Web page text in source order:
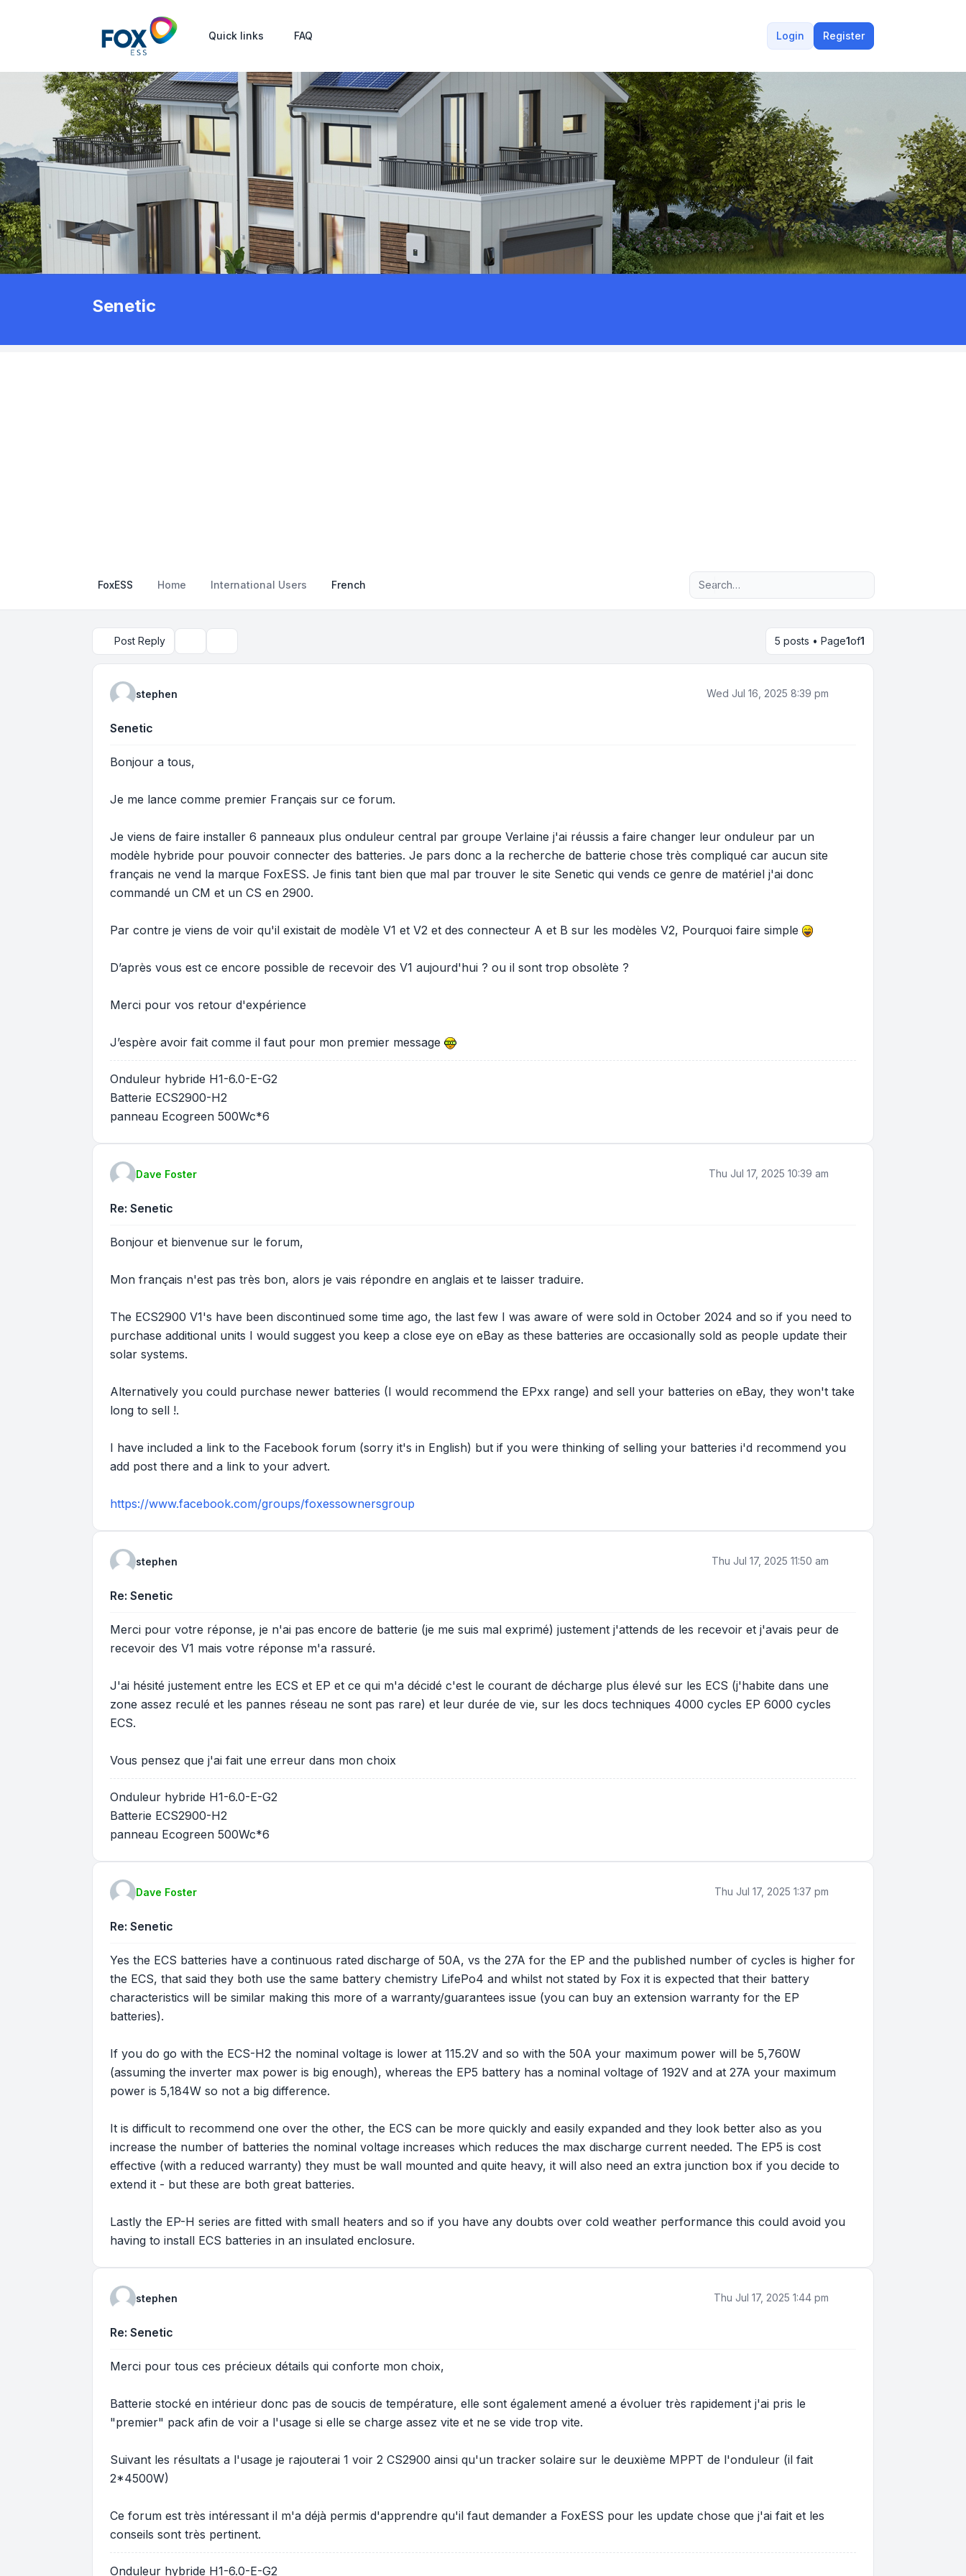
Quick links FAQ Login Register
Senetic
FoxESS Home International Users French Advanced search
Post Reply 5 posts • Page1of1
stephen Wed Jul 16, 2025 8:39 pm
Senetic
Bonjour a tous,
Je me lance comme premier Français sur ce forum.
Je viens de faire installer 6 panneaux plus onduleur central par groupe Verlaine j'ai réussis a faire changer leur onduleur par un
modèle hybride pour pouvoir connecter des batteries. Je pars donc a la recherche de batterie chose très compliqué car aucun site
français ne vend la marque FoxESS. Je finis tant bien que mal par trouver le site Senetic qui vends ce genre de matériel j'ai donc
commandé un CM et un CS en 2900.
Par contre je viens de voir qu'il existait de modèle V1 et V2 et des connecteur A et B sur les modèles V2, Pourquoi faire simple
D’après vous est ce encore possible de recevoir des V1 aujourd'hui ? ou il sont trop obsolète ?
Merci pour vos retour d'expérience
J’espère avoir fait comme il faut pour mon premier message
Onduleur hybride H1-6.0-E-G2
Batterie ECS2900-H2
panneau Ecogreen 500Wc*6
Dave Foster Thu Jul 17, 2025 10:39 am
Re: Senetic
Bonjour et bienvenue sur le forum,
Mon français n'est pas très bon, alors je vais répondre en anglais et te laisser traduire.
The ECS2900 V1's have been discontinued some time ago, the last few I was aware of were sold in October 2024 and so if you need to
purchase additional units I would suggest you keep a close eye on eBay as these batteries are occasionally sold as people update their
solar systems.
Alternatively you could purchase newer batteries (I would recommend the EPxx range) and sell your batteries on eBay, they won't take
long to sell !.
I have included a link to the Facebook forum (sorry it's in English) but if you were thinking of selling your batteries i'd recommend you
add post there and a link to your advert.
https://www.facebook.com/groups/foxessownersgroup
stephen Thu Jul 17, 2025 11:50 am
Re: Senetic
Merci pour votre réponse, je n'ai pas encore de batterie (je me suis mal exprimé) justement j'attends de les recevoir et j'avais peur de
recevoir des V1 mais votre réponse m'a rassuré.
J'ai hésité justement entre les ECS et EP et ce qui m'a décidé c'est le courant de décharge plus élevé sur les ECS (j'habite dans une
zone assez reculé et les pannes réseau ne sont pas rare) et leur durée de vie, sur les docs techniques 4000 cycles EP 6000 cycles
ECS.
Vous pensez que j'ai fait une erreur dans mon choix
Onduleur hybride H1-6.0-E-G2
Batterie ECS2900-H2
panneau Ecogreen 500Wc*6
Dave Foster Thu Jul 17, 2025 1:37 pm
Re: Senetic
Yes the ECS batteries have a continuous rated discharge of 50A, vs the 27A for the EP and the published number of cycles is higher for
the ECS, that said they both use the same battery chemistry LifePo4 and whilst not stated by Fox it is expected that their battery
characteristics will be similar making this more of a warranty/guarantees issue (you can buy an extension warranty for the EP
batteries).
If you do go with the ECS-H2 the nominal voltage is lower at 115.2V and so with the 50A your maximum power will be 5,760W
(assuming the inverter max power is big enough), whereas the EP5 battery has a nominal voltage of 192V and at 27A your maximum
power is 5,184W so not a big difference.
It is difficult to recommend one over the other, the ECS can be more quickly and easily expanded and they look better also as you
increase the number of batteries the nominal voltage increases which reduces the max discharge current needed. The EP5 is cost
effective (with a reduced warranty) they must be wall mounted and quite heavy, it will also need an extra junction box if you decide to
extend it - but these are both great batteries.
Lastly the EP-H series are fitted with small heaters and so if you have any doubts over cold weather performance this could avoid you
having to install ECS batteries in an insulated enclosure.
stephen Thu Jul 17, 2025 1:44 pm
Re: Senetic
Merci pour tous ces précieux détails qui conforte mon choix,
Batterie stocké en intérieur donc pas de soucis de température, elle sont également amené a évoluer très rapidement j'ai pris le
"premier" pack afin de voir a l'usage si elle se charge assez vite et ne se vide trop vite.
Suivant les résultats a l'usage je rajouterai 1 voir 2 CS2900 ainsi qu'un tracker solaire sur le deuxième MPPT de l'onduleur (il fait
2*4500W)
Ce forum est très intéressant il m'a déjà permis d'apprendre qu'il faut demander a FoxESS pour les update chose que j'ai fait et les
conseils sont très pertinent.
Onduleur hybride H1-6.0-E-G2